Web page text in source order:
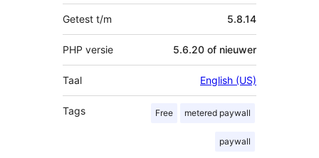
Getest t/m 5.8.14
PHP versie 5.6.20 of nieuwer
Taal English (US)
Tags Free metered paywall
paywall